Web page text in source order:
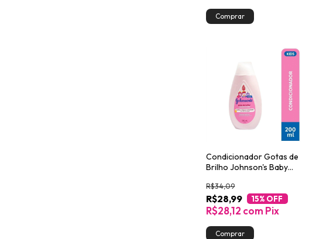
Condicionador Gotas de
Brilho Johnson's Baby
R$28,99
R$34,09
15% OFF
R$28,12 com Pix